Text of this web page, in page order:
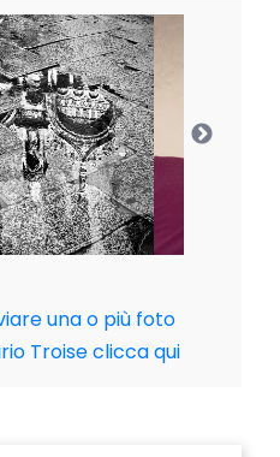
una o più foto
Troise clicca qui